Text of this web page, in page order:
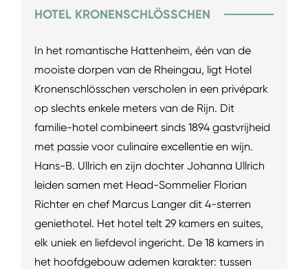
HOTEL KRONENSCHLÖSSCHEN
In het romantische Hattenheim, één van de
mooiste dorpen van de Rheingau, ligt Hotel
Kronenschlösschen verscholen in een privépark
op slechts enkele meters van de Rijn. Dit
familie-hotel combineert sinds 1894 gastvrijheid
met passie voor culinaire excellentie en wijn.
Hans-B. Ullrich en zijn dochter Johanna Ullrich
leiden samen met Head-Sommelier Florian
Richter en chef Marcus Langer dit 4-sterren
geniethotel. Het hotel telt 29 kamers en suites,
elk uniek en liefdevol ingericht. De 18 kamers in
het hoofdgebouw ademen karakter: tussen